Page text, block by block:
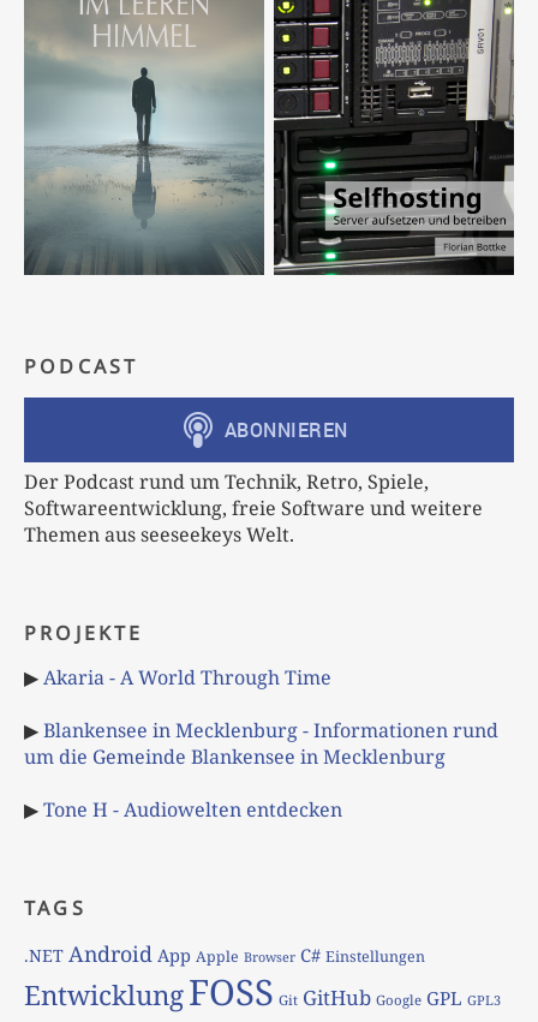
PODCAST
Der Podcast rund um Technik, Retro, Spiele,
Softwareentwicklung, freie Software und weitere
Themen aus seeseekeys Welt.
PROJEKTE
▶Akaria - A World Through Time
▶Blankensee in Mecklenburg - Informationen rund
um die Gemeinde Blankensee in Mecklenburg
▶Tone H - Audiowelten entdecken
TAGS
.NET Android App Apple Browser C# Einstellungen
EntwicklungFOSS Git GitHub Google GPL GPL3